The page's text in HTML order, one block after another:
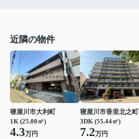
近隣の物件
寝屋川市大利町
1K (25.00㎡)
4.3万円
寝屋川市香里北之町
3DK (55.44㎡)
7.2万円